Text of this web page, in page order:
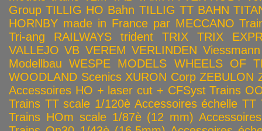
Group TILLIG HO Bahn TILLIG TT BAHN
HORNBY made in France par MECCANO
Tri-ang RAILWAYS
trident TRIX
TRIX
VALLEJO VB VEREM VERLINDEN Viessmann
Modellbau WESPE MODELS WHEELS OF
WOODLAND Scenics XURON Corp ZEBULON
Accessoires HO + laser cut + CFSyst Trains
Trains TT scale 1/120è Accessoires échelle TT
Trains HOm scale 1/87è (12 mm)